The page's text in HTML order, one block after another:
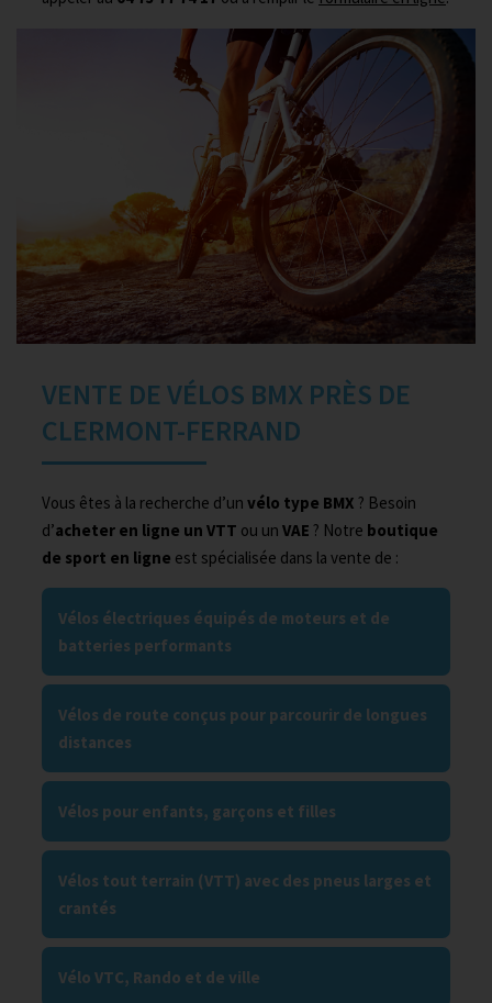
VENTE DE VÉLOS BMX PRÈS DE
CLERMONT-FERRAND
Vous êtes à la recherche d’un vélo type BMX ? Besoin
d’acheter en ligne un VTT ou un VAE ? Notre boutique
de sport en ligne est spécialisée dans la vente de :
Vélos électriques équipés de moteurs et de
batteries performants
Vélos de route conçus pour parcourir de longues
distances
Vélos pour enfants, garçons et filles
Vélos tout terrain (VTT) avec des pneus larges et
crantés
Vélo VTC, Rando et de ville